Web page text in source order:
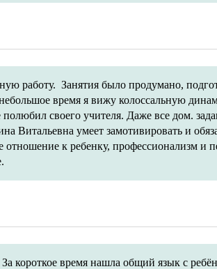
работу. Занятия было продумано,
время я вижу колоссальную
своего учителя. Даже все дом.
Витальевна умеет замотивировать и
отношение к ребенку, профессионализм и
короткое время нашла общий язык с